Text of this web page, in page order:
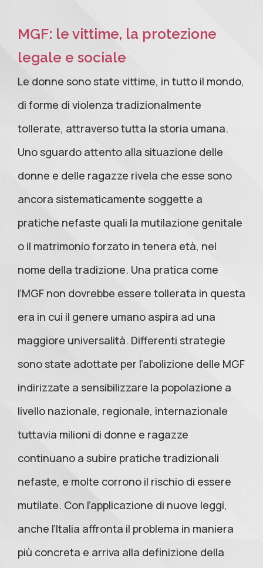
MGF: le vittime, la protezione
legale e sociale
Le donne sono state vittime, in tutto il mondo,
di forme di violenza tradizionalmente
tollerate, attraverso tutta la storia umana.
Uno sguardo attento alla situazione delle
donne e delle ragazze rivela che esse sono
ancora sistematicamente soggette a
pratiche nefaste quali la mutilazione genitale
o il matrimonio forzato in tenera età, nel
nome della tradizione. Una pratica come
l’MGF non dovrebbe essere tollerata in questa
era in cui il genere umano aspira ad una
maggiore universalità. Differenti strategie
sono state adottate per l’abolizione delle MGF
indirizzate a sensibilizzare la popolazione a
livello nazionale, regionale, internazionale
tuttavia milioni di donne e ragazze
continuano a subire pratiche tradizionali
nefaste, e molte corrono il rischio di essere
mutilate. Con l’applicazione di nuove leggi,
anche l’Italia affronta il problema in maniera
più concreta e arriva alla definizione della